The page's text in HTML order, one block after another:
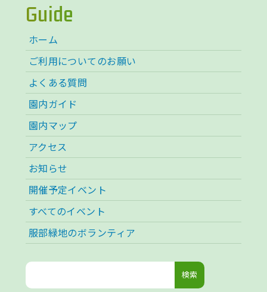
Guide
ホーム
ご利用についてのお願い
よくある質問
園内ガイド
園内マップ
アクセス
お知らせ
開催予定イベント
すべてのイベント
服部緑地のボランティア
検